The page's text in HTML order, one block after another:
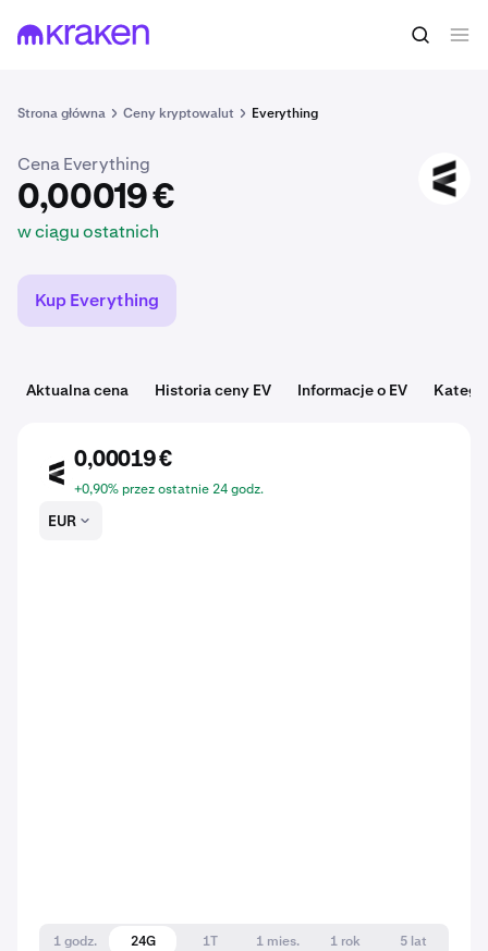
Strona główna Ceny kryptowalut Everything
0,00019 € Kup EV
Cena Everything
0,00019 €
w ciągu ostatnich
EV
Kup Everything
Aktualna cena Historia ceny EV Informacje o EV
EV
0,00019 €
+0,90% przez ostatnie 24 godz.
EUR
1 godz. 24G 1T 1 mies. 1 rok
5 lat